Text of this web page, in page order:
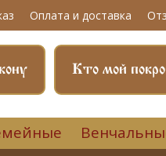
Оплата и доставка
Кто мой